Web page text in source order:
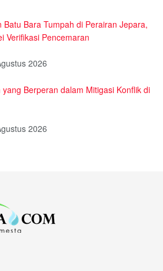
Batu Bara Tumpah di Perairan Jepara,
Verifikasi Pencemaran
2026
yang Berperan dalam Mitigasi Konflik di
2026